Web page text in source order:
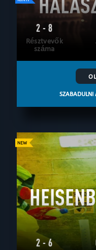
2 - 8
Résztvevők
száma
SZABADULNI
2 - 6